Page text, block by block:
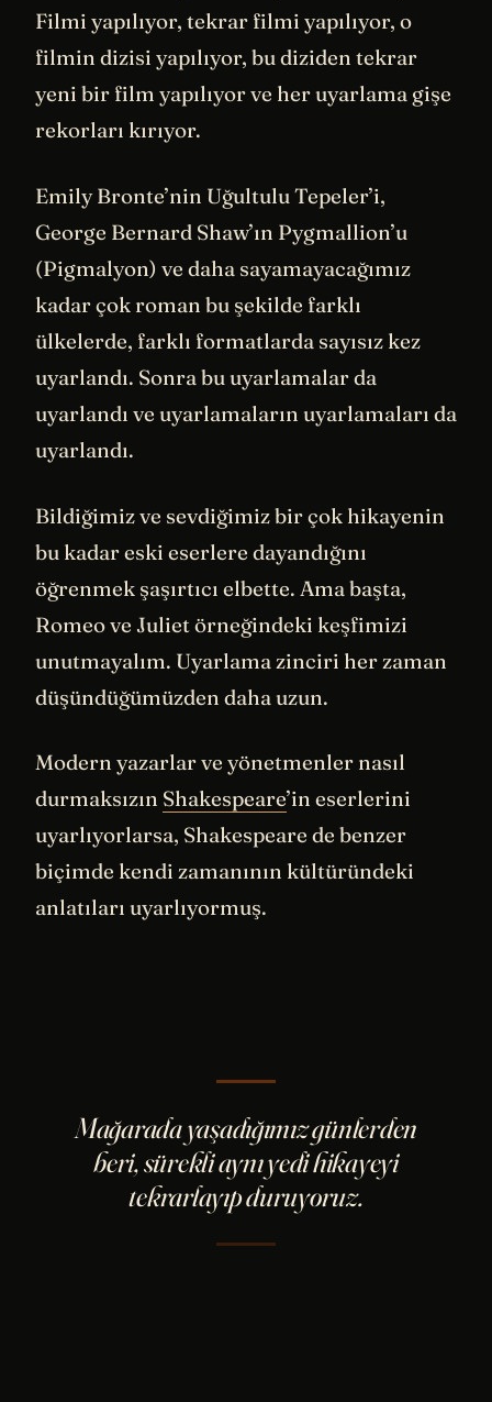
Filmi yapılıyor, tekrar filmi yapılıyor, o
filmin dizisi yapılıyor, bu diziden tekrar
yeni bir film yapılıyor ve her uyarlama gişe
rekorları kırıyor.
Emily Bronte’nin Uğultulu Tepeler’i,
George Bernard Shaw’ın Pygmallion’u
(Pigmalyon) ve daha sayamayacağımız
kadar çok roman bu şekilde farklı
ülkelerde, farklı formatlarda sayısız kez
uyarlandı. Sonra bu uyarlamalar da
uyarlandı ve uyarlamaların uyarlamaları da
uyarlandı.
Bildiğimiz ve sevdiğimiz bir çok hikayenin
bu kadar eski eserlere dayandığını
öğrenmek şaşırtıcı elbette. Ama başta,
Romeo ve Juliet örneğindeki keşfimizi
unutmayalım. Uyarlama zinciri her zaman
düşündüğümüzden daha uzun.
Modern yazarlar ve yönetmenler nasıl
durmaksızın Shakespeare’in eserlerini
uyarlıyorlarsa, Shakespeare de benzer
biçimde kendi zamanının kültüründeki
anlatıları uyarlıyormuş.
Mağarada yaşadığımız günlerden
beri, sürekli aynı yedi hikayeyi
tekrarlayıp duruyoruz.